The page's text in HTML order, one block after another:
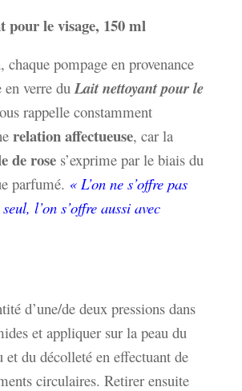
pour le visage, 150 ml
chaque pompage en provenance
verre duLait nettoyant pour le
rappelle constamment
relation affectueuse, car la
de roses’exprime par le biais du
parfumé. « L’on ne s’offre pas
l’on s’offre aussi avec
d’une/de deux pressions dans
et appliquer sur la peau du
et du décolleté en effectuant de
circulaires. Retirer ensuite